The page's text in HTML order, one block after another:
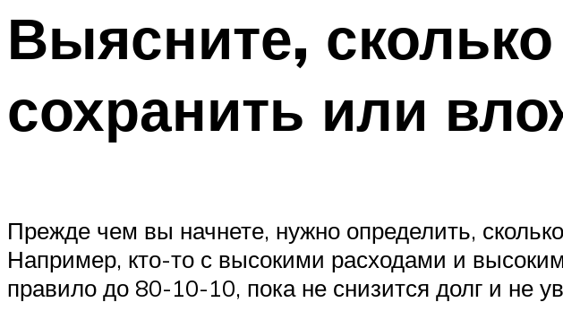
Выясните,
сохранить или
Прежде чем вы начнете, нужно определить,
Например, кто-то с высокими расходами и
правило до 80-10-10, пока не снизится долг и не